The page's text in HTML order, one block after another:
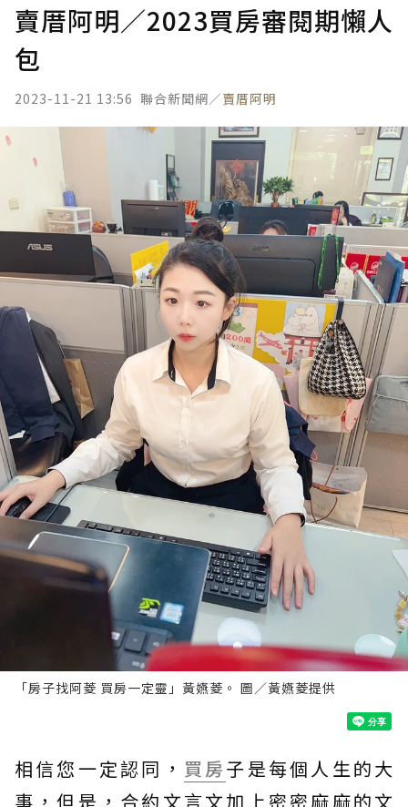
賣厝阿明／2023買房審閱期懶人
包
2023-11-21 13:56 聯合新聞網／賣厝阿明
「房子找阿菱 買房一定靈」黃嬿菱。 圖／黃嬿菱提供
相信您一定認同， 買房子是每個人生的大
事，但是，合約文言文加上密密麻麻的文